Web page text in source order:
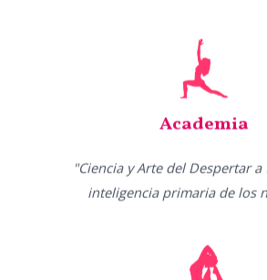
Academia
"Ciencia y Arte del Despertar a
inteligencia primaria de los